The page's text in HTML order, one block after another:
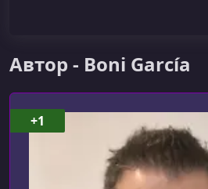
Автор - Boni García
+1